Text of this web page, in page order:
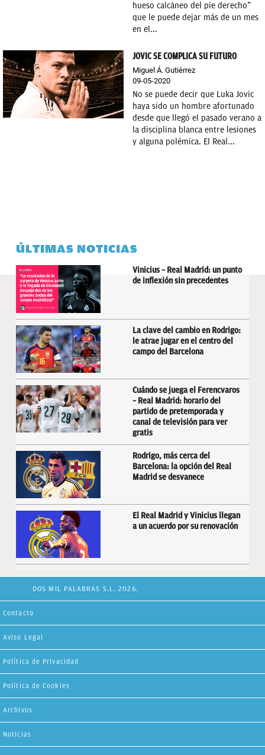
hueso calcáneo del pie derecho”
que le puede dejar más de un mes
en el...
JOVIC SE COMPLICA SU FUTURO
Miguel Á. Gutiérrez
09-05-2020
No se puede decir que Luka Jovic
haya sido un hombre afortunado
desde que llegó el pasado verano a
la disciplina blanca entre lesiones
y alguna polémica. El Real...
ÚLTIMAS NOTICIAS
Vinicius – Real Madrid: un punto
de inflexión sin precedentes
La clave del cambio en Rodrigo:
le atrae jugar en el centro del
campo del Barcelona
Cuándo se juega el Ferencvaros
– Real Madrid: horario del
partido de pretemporada y
canal de televisión para ver
gratis
Rodrigo, más cerca del
Barcelona: la opción del Real
Madrid se desvanece
El Real Madrid y Vinicius llegan
a un acuerdo por su renovación
DOS MIL PALABRAS S.L. 2026.
Contacto
Aviso Legal
Política de Privacidad
Política de Cookies
Archivos
Noticias